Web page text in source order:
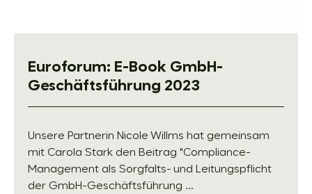
Euroforum: E-Book GmbH-
Geschäftsführung 2023
Unsere Partnerin Nicole Willms hat gemeinsam
mit Carola Stark den Beitrag "Compliance-
Management als Sorgfalts- und Leitungspflicht
der GmbH-Geschäftsführung ...